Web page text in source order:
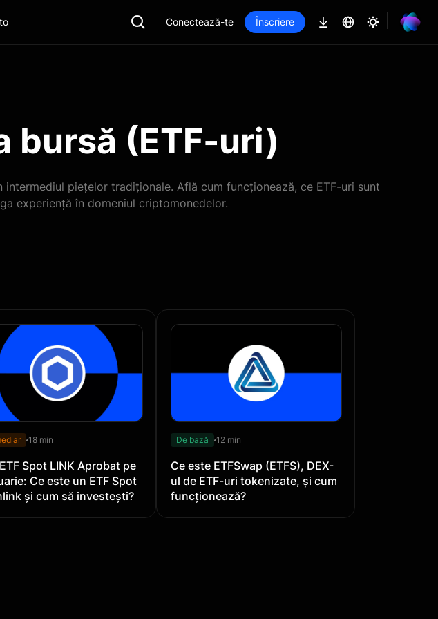
Conectează-te Înscriere
bursă (ETF-uri)
piețelor tradiționale. Află cum funcționează, ce ETF-uri sunt
experiență în domeniul criptomonedelor.
18 min
Spot LINK Aprobat pe
Ce este un ETF Spot
și cum să investești?
De bază 12 min
Ce este ETFSwap (ETFS), DEX-
ul de ETF-uri tokenizate, și cum
funcționează?